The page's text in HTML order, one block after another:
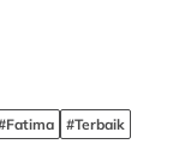
#Terbaik